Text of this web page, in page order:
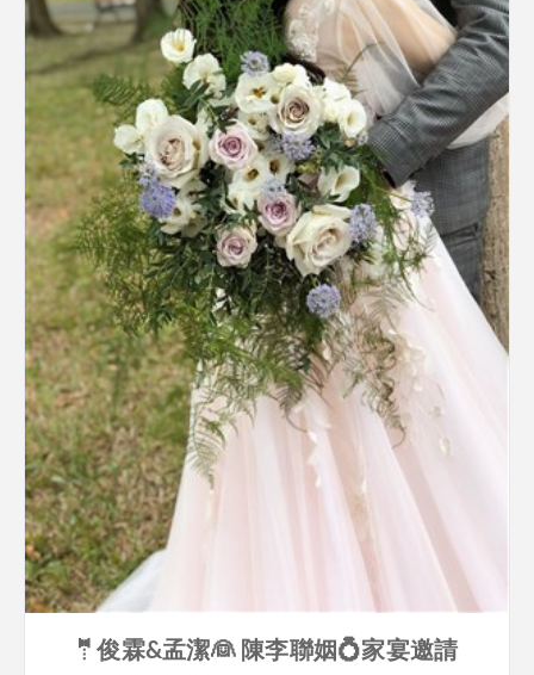
🤵俊霖&孟潔👰 陳李聯姻💍家宴邀請